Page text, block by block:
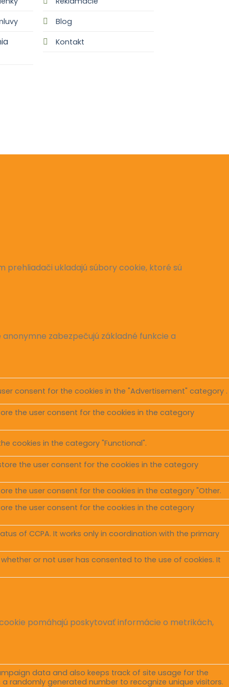
Blog
Kontakt
prehliadači ukladajú súbory cookie, ktoré sú
zabezpečujú základné funkcie a
consent for the cookies in the "Advertisement" category .
the user consent for the cookies in the category
cookies in the category "Functional".
the user consent for the cookies in the category
the user consent for the cookies in the category "Other.
the user consent for the cookies in the category
of CCPA. It works only in coordination with the primary
or not user has consented to the use of cookies. It
pomáhajú poskytovať informácie o metrikách,
data and also keeps track of site usage for the
randomly generated number to recognize unique visitors.